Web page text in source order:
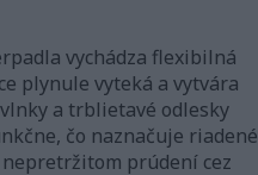
vychádza flexibilná
plynule vyteká a vytvára
a trblietavé odlesky
čo naznačuje riadené
prúdení cez